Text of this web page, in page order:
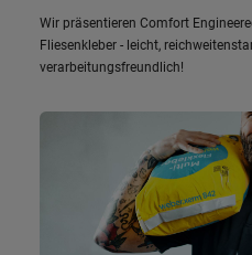
Wir präsentieren Comfort
Fliesenkleber - leicht,
verarbeitungsfreundlich!